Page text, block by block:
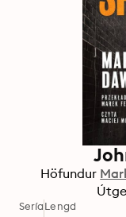
Höfundur
SeríaLengd